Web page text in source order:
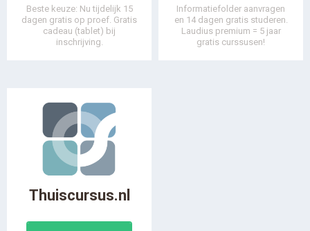
Beste keuze: Nu tijdelijk 15
dagen gratis op proef. Gratis
cadeau (tablet) bij
inschrijving.
Informatiefolder aanvragen
en 14 dagen gratis studeren.
Laudius premium = 5 jaar
gratis curssusen!
Thuiscursus.nl